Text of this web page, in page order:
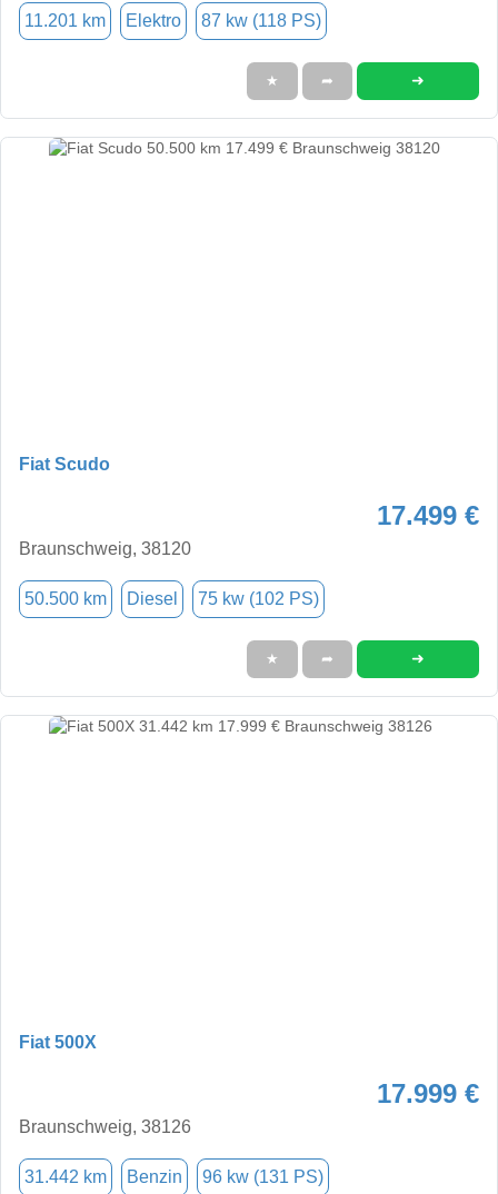
11.201 km Elektro 87 kw (118 PS)
★ ➦ ➜
Fiat Scudo
17.499 €
Braunschweig, 38120
50.500 km Diesel 75 kw (102 PS)
★ ➦ ➜
Fiat 500X
17.999 €
Braunschweig, 38126
31.442 km Benzin 96 kw (131 PS)